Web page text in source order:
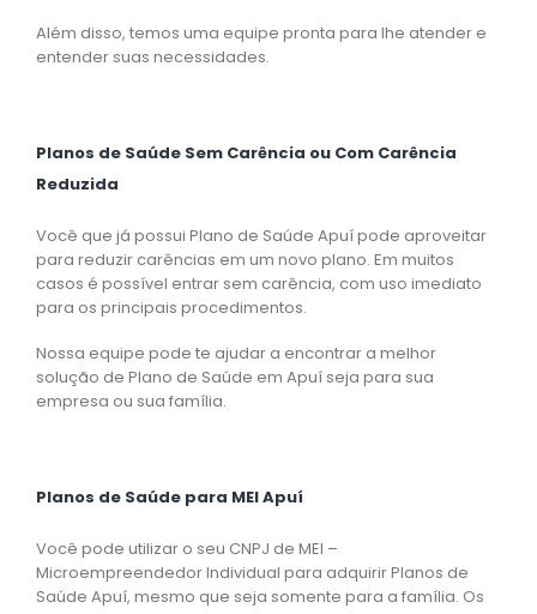
Além disso, temos uma equipe pronta para lhe atender e
entender suas necessidades.
Planos de Saúde Sem Carência ou Com Carência
Reduzida
Você que já possui Plano de Saúde Apuí pode aproveitar
para reduzir carências em um novo plano. Em muitos
casos é possível entrar sem carência, com uso imediato
para os principais procedimentos.
Nossa equipe pode te ajudar a encontrar a melhor
solução de Plano de Saúde em Apuí seja para sua
empresa ou sua família.
Planos de Saúde para MEI Apuí
Você pode utilizar o seu CNPJ de MEI –
Microempreendedor Individual para adquirir Planos de
Saúde Apuí, mesmo que seja somente para a família. Os